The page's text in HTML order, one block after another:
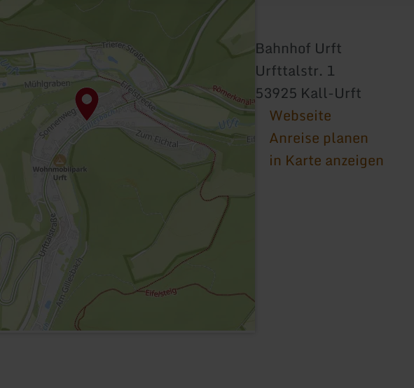
Bahnhof Urft
Urfttalstr. 1
53925 Kall-Urft
Webseite
Anreise planen
in Karte anzeigen